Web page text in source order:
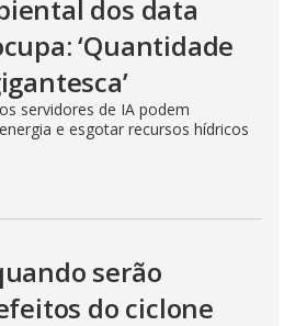
dos data
‘Quantidade
servidores de IA podem
e esgotar recursos hídricos
serão
do ciclone